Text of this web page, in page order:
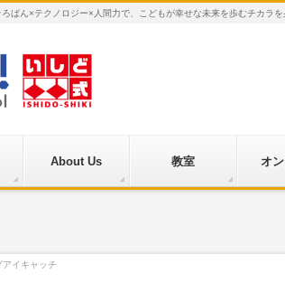
ん×テクノロジー×人間力で、こどもが幸せな未来を歩むチカラを
About Us 教室 オ
アイキャッチ